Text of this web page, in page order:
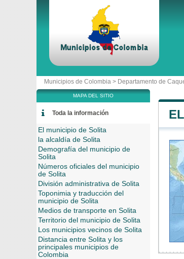
Municipios de Colombia > Departamento de
MAPA DEL SITIO
Toda la información
El municipio de Solita
la alcaldía de Solita
Demografía del municipio de
Solita
Números oficiales del municipio
de Solita
División administrativa de Solita
Toponimia y traducción del
municipio de Solita
Medios de transporte en Solita
Territorio del municipio de Solita
Los municipios vecinos de Solita
Distancia entre Solita y los
principales municipios de
Colombia